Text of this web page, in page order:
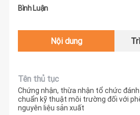
Bình Luận
Nội dung
Tên thủ tục
Chứng nhận, thừa nhận tổ chức
chuẩn kỹ thuật môi trường đối với
nguyên liệu sản xuất